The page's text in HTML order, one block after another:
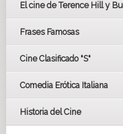
BAFTA
El cine de Terence Hill y
Frases Famosas
Cine Clasificado "S"
Comedia Erótica Italiana
Historia del Cine